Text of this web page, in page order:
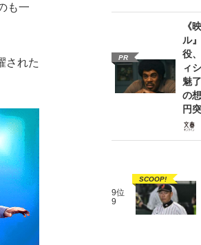
も一
された
PR
《
ル
役
ィ
魅
の
円
9位
9
SCOOP!